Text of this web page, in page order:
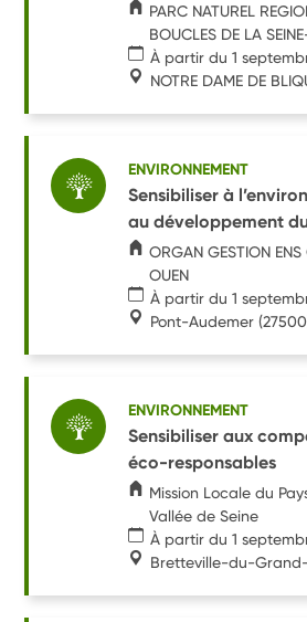
PARC NATUREL
BOUCLES DE LA
À partir du 1
NOTRE DAME DE
ENVIRONNEMENT
Sensibiliser à
au développement
ORGAN GESTION
OUEN
À partir du 1
Pont-Audemer
ENVIRONNEMENT
Sensibiliser aux
éco-responsables
Mission Locale du
Vallée de Seine
À partir du 1
Bretteville-du-